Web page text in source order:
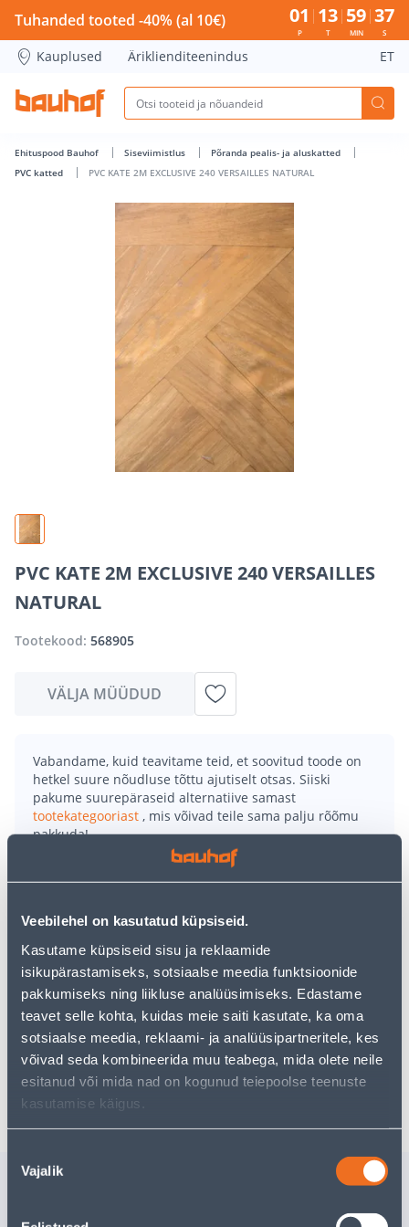
Veebilehel on kasutatud küpsiseid.
Kasutame küpsiseid sisu ja reklaamide
isikupärastamiseks, sotsiaalse meedia funktsioonide
pakkumiseks ning liikluse analüüsimiseks. Edastame
teavet selle kohta, kuidas meie saiti kasutate, ka oma
sotsiaalse meedia, reklaami- ja analüüsipartneritele, kes
võivad seda kombineerida muu teabega, mida olete neile
esitanud või mida nad on kogunud teiepoolse teenuste
kasutamise käigus.
valik
Vajalik
PVC KATE 2M EXCLUSIVE 240 VERSAILLES NATURAL -
Tuhanded tooted -40% (al 10€) 01
P
13
T
59
MIN
36
S
Kauplused Äriklienditeenindus ET
Ehituspood Bauhof Siseviimistlus
Põranda pealis- ja aluskatted
PVC katted
PVC KATE 2M EXCLUSIVE 240 VERSAILLES NATURAL
PVC KATE 2M EXCLUSIVE 240 VERSAILLES
NATURAL
Tootekood: 568905
VÄLJA MÜÜDUD
Vabandame, kuid teavitame teid, et soovitud toode on
hetkel suure nõudluse tõttu ajutiselt otsas. Siiski
pakume suurepäraseid alternatiive samast
tootekategooriast , mis võivad teile sama palju rõõmu
pakkuda!
Teie ostlemisrõõm ei pea aga siin lõppema - oma
uurimistööd saate jätkata, naastes
kasutades meie võimsat otsingufunktsiooni, et leida
TEGEMIST ON MÕÕTU LÕIGATAVA TOOTEGA!
• 14 päevane taganemisõigus ei laiene toodetele,
mis on mõõtu lõigatud kliendi isiklikke vajadusi
arvestades.
Tarne pole võimalik
Sarnased tooted